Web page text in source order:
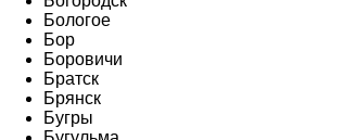
Бологое
Бор
Боровичи
Братск
Брянск
Бугры